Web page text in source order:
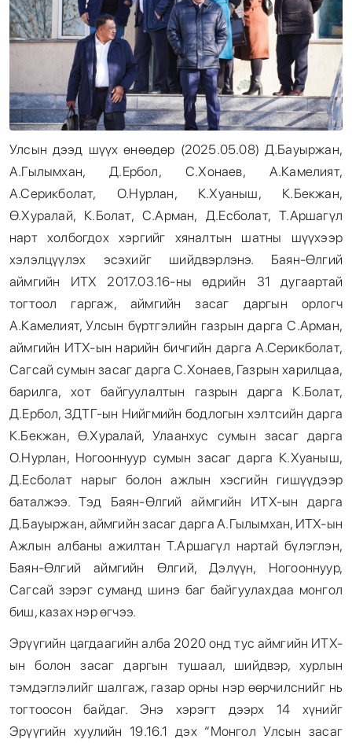
Улсын дээд шүүх өнөөдөр (2025.05.08) Д.Бауыржан,
А.Гылымхан, Д.Ербол, С.Хонаев, А.Камелият,
А.Серикболат, О.Нурлан, К.Хуаныш, К.Бекжан,
Ө.Хуралай, К.Болат, С.Арман, Д.Есболат, Т.Аршагүл
нарт холбогдох хэргийг хяналтын шатны шүүхээр
хэлэлцүүлэх эсэхийг шийдвэрлэнэ. Баян-Өлгий
аймгийн ИТХ 2017.03.16-ны өдрийн 31 дугаартай
тогтоол гаргаж, аймгийн засаг даргын орлогч
А.Камелият, Улсын бүртгэлийн газрын дарга С.Арман,
аймгийн ИТХ-ын нарийн бичгийн дарга А.Серикболат,
Сагсай сумын засаг дарга С.Хонаев, Газрын харилцаа,
барилга, хот байгуулалтын газрын дарга К.Болат,
Д.Ербол, ЗДТГ-ын Нийгмийн бодлогын хэлтсийн дарга
К.Бекжан, Ө.Хуралай, Улаанхус сумын засаг дарга
О.Нурлан, Ногооннуур сумын засаг дарга К.Хуаныш,
Д.Есболат нарыг болон ажлын хэсгийн гишүүдээр
баталжээ. Тэд Баян-Өлгий аймгийн ИТХ-ын дарга
Д.Бауыржан, аймгийн засаг дарга А.Гылымхан, ИТХ-ын
Ажлын албаны ажилтан Т.Аршагүл нартай бүлэглэн,
Баян-Өлгий аймгийн Өлгий, Дэлүүн, Ногооннуур,
Сагсай зэрэг суманд шинэ баг байгуулахдаа монгол
биш, казах нэр өгчээ.
Эрүүгийн цагдаагийн алба 2020 онд тус аймгийн ИТХ-
ын болон засаг даргын тушаал, шийдвэр, хурлын
тэмдэглэлийг шалгаж, газар орны нэр өөрчилснийг нь
тогтоосон байдаг. Энэ хэрэгт дээрх 14 хүнийг
Эрүүгийн хуулийн 19.16.1 дэх “Монгол Улсын засаг